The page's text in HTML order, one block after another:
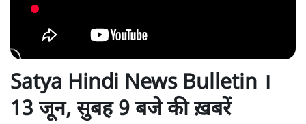
Satya Hindi News Bulletin ।
13 जून, सुबह 9 बजे की ख़बरें